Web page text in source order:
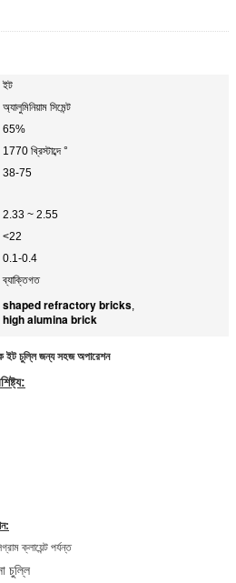
ইট
অ্যালুমিনিয়াম সিমেন্ট
65%
1770 খ্রিস্টাব্দে °
38-75
2.33 ~ 2.55
<22
0.1-0.4
ব্যাক্তিগত
shaped refractory bricks,
high alumina brick
ইট চুল্লি জন্য সহজ অপারেশন
ক্লায়েন্ট পর্যন্ত
চুল্লি